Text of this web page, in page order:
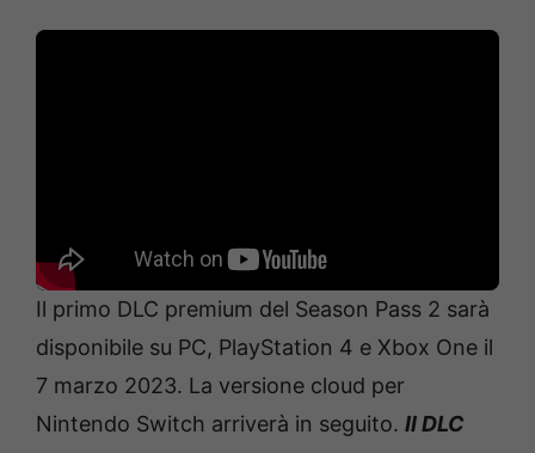
Il primo DLC premium del Season Pass 2 sarà
disponibile su PC, PlayStation 4 e Xbox One il
7 marzo 2023. La versione cloud per
Nintendo Switch arriverà in seguito. Il DLC